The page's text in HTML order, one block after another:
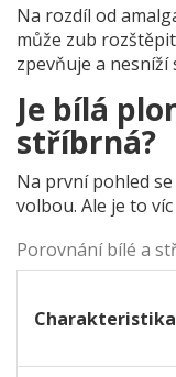
Na rozdíl od
může zub
zpevňuje a nesníží
Je bílá
stříbrná?
Na první pohled se
volbou. Ale je to
Porovnání bílé a
Charakteristika